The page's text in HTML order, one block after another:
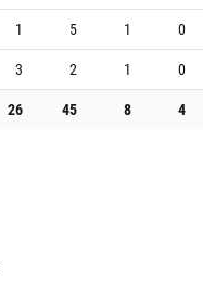
1 5 1
0
3 2 1
0
26 45 8 4